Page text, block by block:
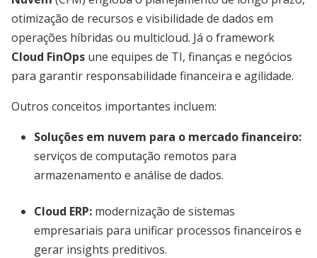
otimização de recursos e visibilidade de dados em
operações híbridas ou multicloud. Já o framework
Cloud FinOps une equipes de TI, finanças e negócios
para garantir responsabilidade financeira e agilidade.
Outros conceitos importantes incluem:
Soluções em nuvem para o mercado financeiro:
serviços de computação remotos para
armazenamento e análise de dados.
Cloud ERP: modernização de sistemas
empresariais para unificar processos financeiros e
gerar insights preditivos.